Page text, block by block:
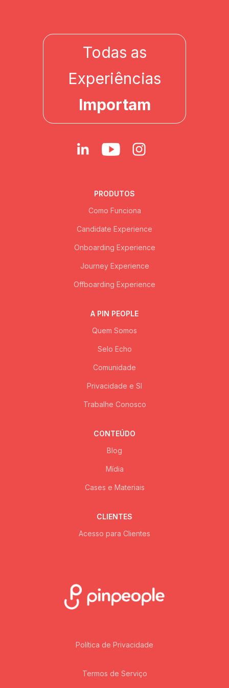
Todas as
Experiências
Importam
PRODUTOS
Como Funciona
Candidate Experience
Onboarding Experience
Journey Experience
Offboarding Experience
A PIN PEOPLE
Quem Somos
Selo Echo
Comunidade
Privacidade e SI
Trabalhe Conosco
CONTEÚDO
Blog
Mídia
Cases e Materiais
CLIENTES
Acesso para Clientes
Política de Privacidade
Termos de Serviço